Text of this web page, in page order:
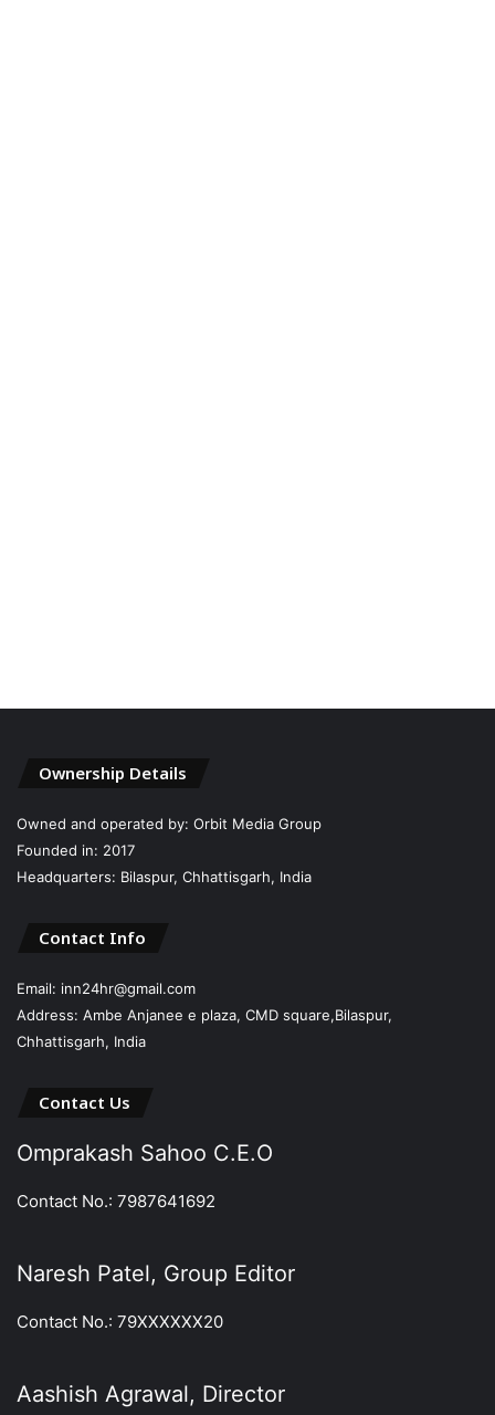
Ownership Details
Owned and operated by: Orbit Media Group
Founded in: 2017
Headquarters: Bilaspur, Chhattisgarh, India
Contact Info
Email: inn24hr@gmail.com
Address: Ambe Anjanee e plaza, CMD square,Bilaspur,
Chhattisgarh, India
Contact Us
Omprakash Sahoo C.E.O
Contact No.: 7987641692
Naresh Patel, Group Editor
Contact No.: 79XXXXXX20
Aashish Agrawal, Director